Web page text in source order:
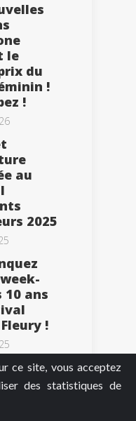
ce site, vous acceptez
des statistiques de
le
du
!
!
au
2025
10 ans
!